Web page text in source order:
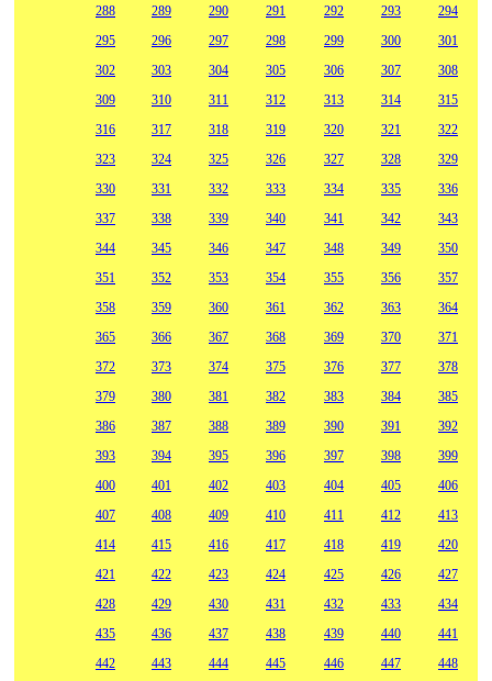
288
289 290 291 292 293
294
295
296 297 298 299 300
301
302
303 304 305 306 307
308
309
310 311 312 313 314
315
316
317 318 319 320 321
322
323
324 325 326 327 328
329
330
331 332 333 334 335
336
337
338 339 340 341 342
343
344
345 346 347 348 349
350
351
352 353 354 355 356
357
358
359 360 361 362 363
364
365
366 367 368 369 370
371
372
373 374 375 376 377
378
379
380 381 382 383 384
385
386
387 388 389 390 391
392
393
394 395 396 397 398
399
400
401 402 403 404 405
406
407
408 409 410 411 412
413
414
415 416 417 418 419
420
421
422 423 424 425 426
427
428
429 430 431 432 433
434
435
436 437 438 439 440
441
442
443 444 445 446 447
448